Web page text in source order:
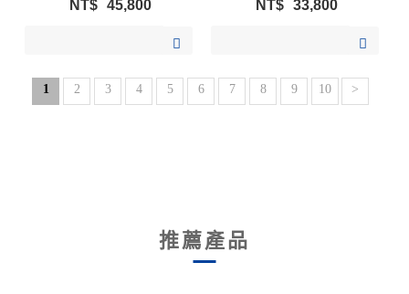
NT$ 45,800 NT$ 33,800
1 2 3 4 5 6 7 8 9 10 >
推薦產品